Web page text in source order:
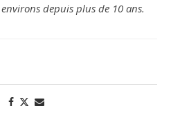
depuis plus de 10 ans.